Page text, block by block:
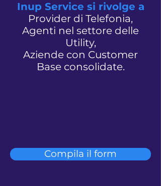
Inup Service si rivolge a
Provider di Telefonia,
Agenti nel settore delle
Utility,
Aziende con Customer
Base consolidate.
Compila il form